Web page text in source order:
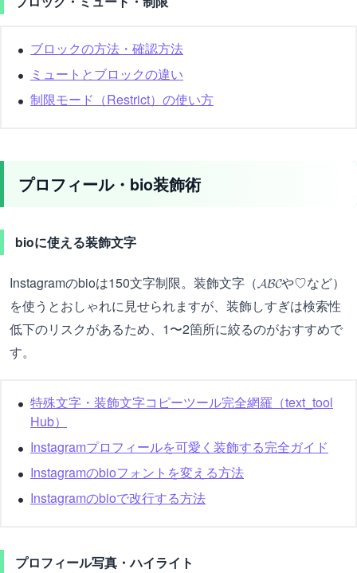
ブロックの方法・確認方法
ミュートとブロックの違い
制限モード（Restrict）の使い方
プロフィール・bio装飾術
bioに使える装飾文字
Instagramのbioは150文字制限。装飾文字（𝓐𝓑𝓒や♡など）
を使うとおしゃれに見せられますが、装飾しすぎは検索性
低下のリスクがあるため、1〜2箇所に絞るのがおすすめで
す。
特殊文字・装飾文字コピーツール完全網羅（text_tool
Hub）
Instagramプロフィールを可愛く装飾する完全ガイド
Instagramのbioフォントを変える方法
Instagramのbioで改行する方法
プロフィール写真・ハイライト